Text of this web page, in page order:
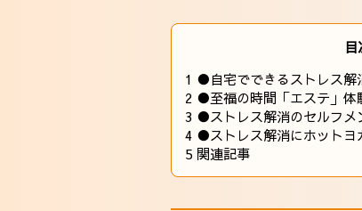
目
1 ●自宅でできるストレス解
2 ●至福の時間「エステ」体
3 ●ストレス解消のセルフメ
4 ●ストレス解消にホットヨ
5 関連記事